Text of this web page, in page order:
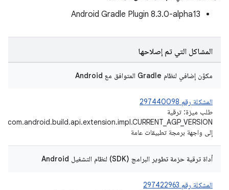
‫Android Gradle Plugin 8.3.0-alpha13
المشاكل التي تم إصلاحها
مكوّن إضافي لنظام Gradle المتوافق مع Android
المشكلة رقم 297440098
طلب ميزة: ترقية
com.android.build.api.extension.impl.CURRENT_AGP_VERSION
إلى واجهة برمجة تطبيقات عامة
أداة ترقية حزمة تطوير البرامج (SDK) لنظام التشغيل Android
المشكلة رقم 297422963